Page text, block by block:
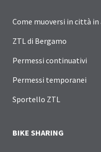
Come muoversi in città in
ZTL di Bergamo
Permessi continuativi
Permessi temporanei
Sportello ZTL
BIKE SHARING